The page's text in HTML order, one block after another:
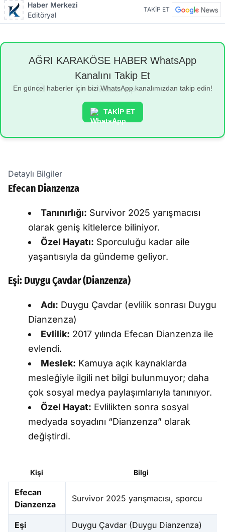
Haber Merkezi
Editöryal
TAKİP ET
AĞRI KARAKÖSE HABER WhatsApp
Kanalını Takip Et
En güncel haberler için bizi WhatsApp kanalımızdan takip edin!
TAKİP ET
Detaylı Bilgiler
Efecan Dianzenza
Tanınırlığı: Survivor 2025 yarışmacısı
olarak geniş kitlelerce biliniyor.
Özel Hayatı: Sporculuğu kadar aile
yaşantısıyla da gündeme geliyor.
Eşi: Duygu Çavdar (Dianzenza)
Adı: Duygu Çavdar (evlilik sonrası Duygu
Dianzenza)
Evlilik: 2017 yılında Efecan Dianzenza ile
evlendi.
Meslek: Kamuya açık kaynaklarda
mesleğiyle ilgili net bilgi bulunmuyor; daha
çok sosyal medya paylaşımlarıyla tanınıyor.
Özel Hayat: Evlilikten sonra sosyal
medyada soyadını “Dianzenza” olarak
değiştirdi.
Kişi Bilgi
Efecan
Dianzenza
Survivor 2025 yarışmacısı, sporcu
Eşi Duygu Çavdar (Duygu Dianzenza)